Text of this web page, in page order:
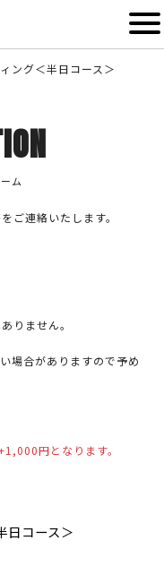
ング＜半日コース＞
ム
ご連絡いたします。
りません。
場合がありますので予め
円となります。
日コース＞